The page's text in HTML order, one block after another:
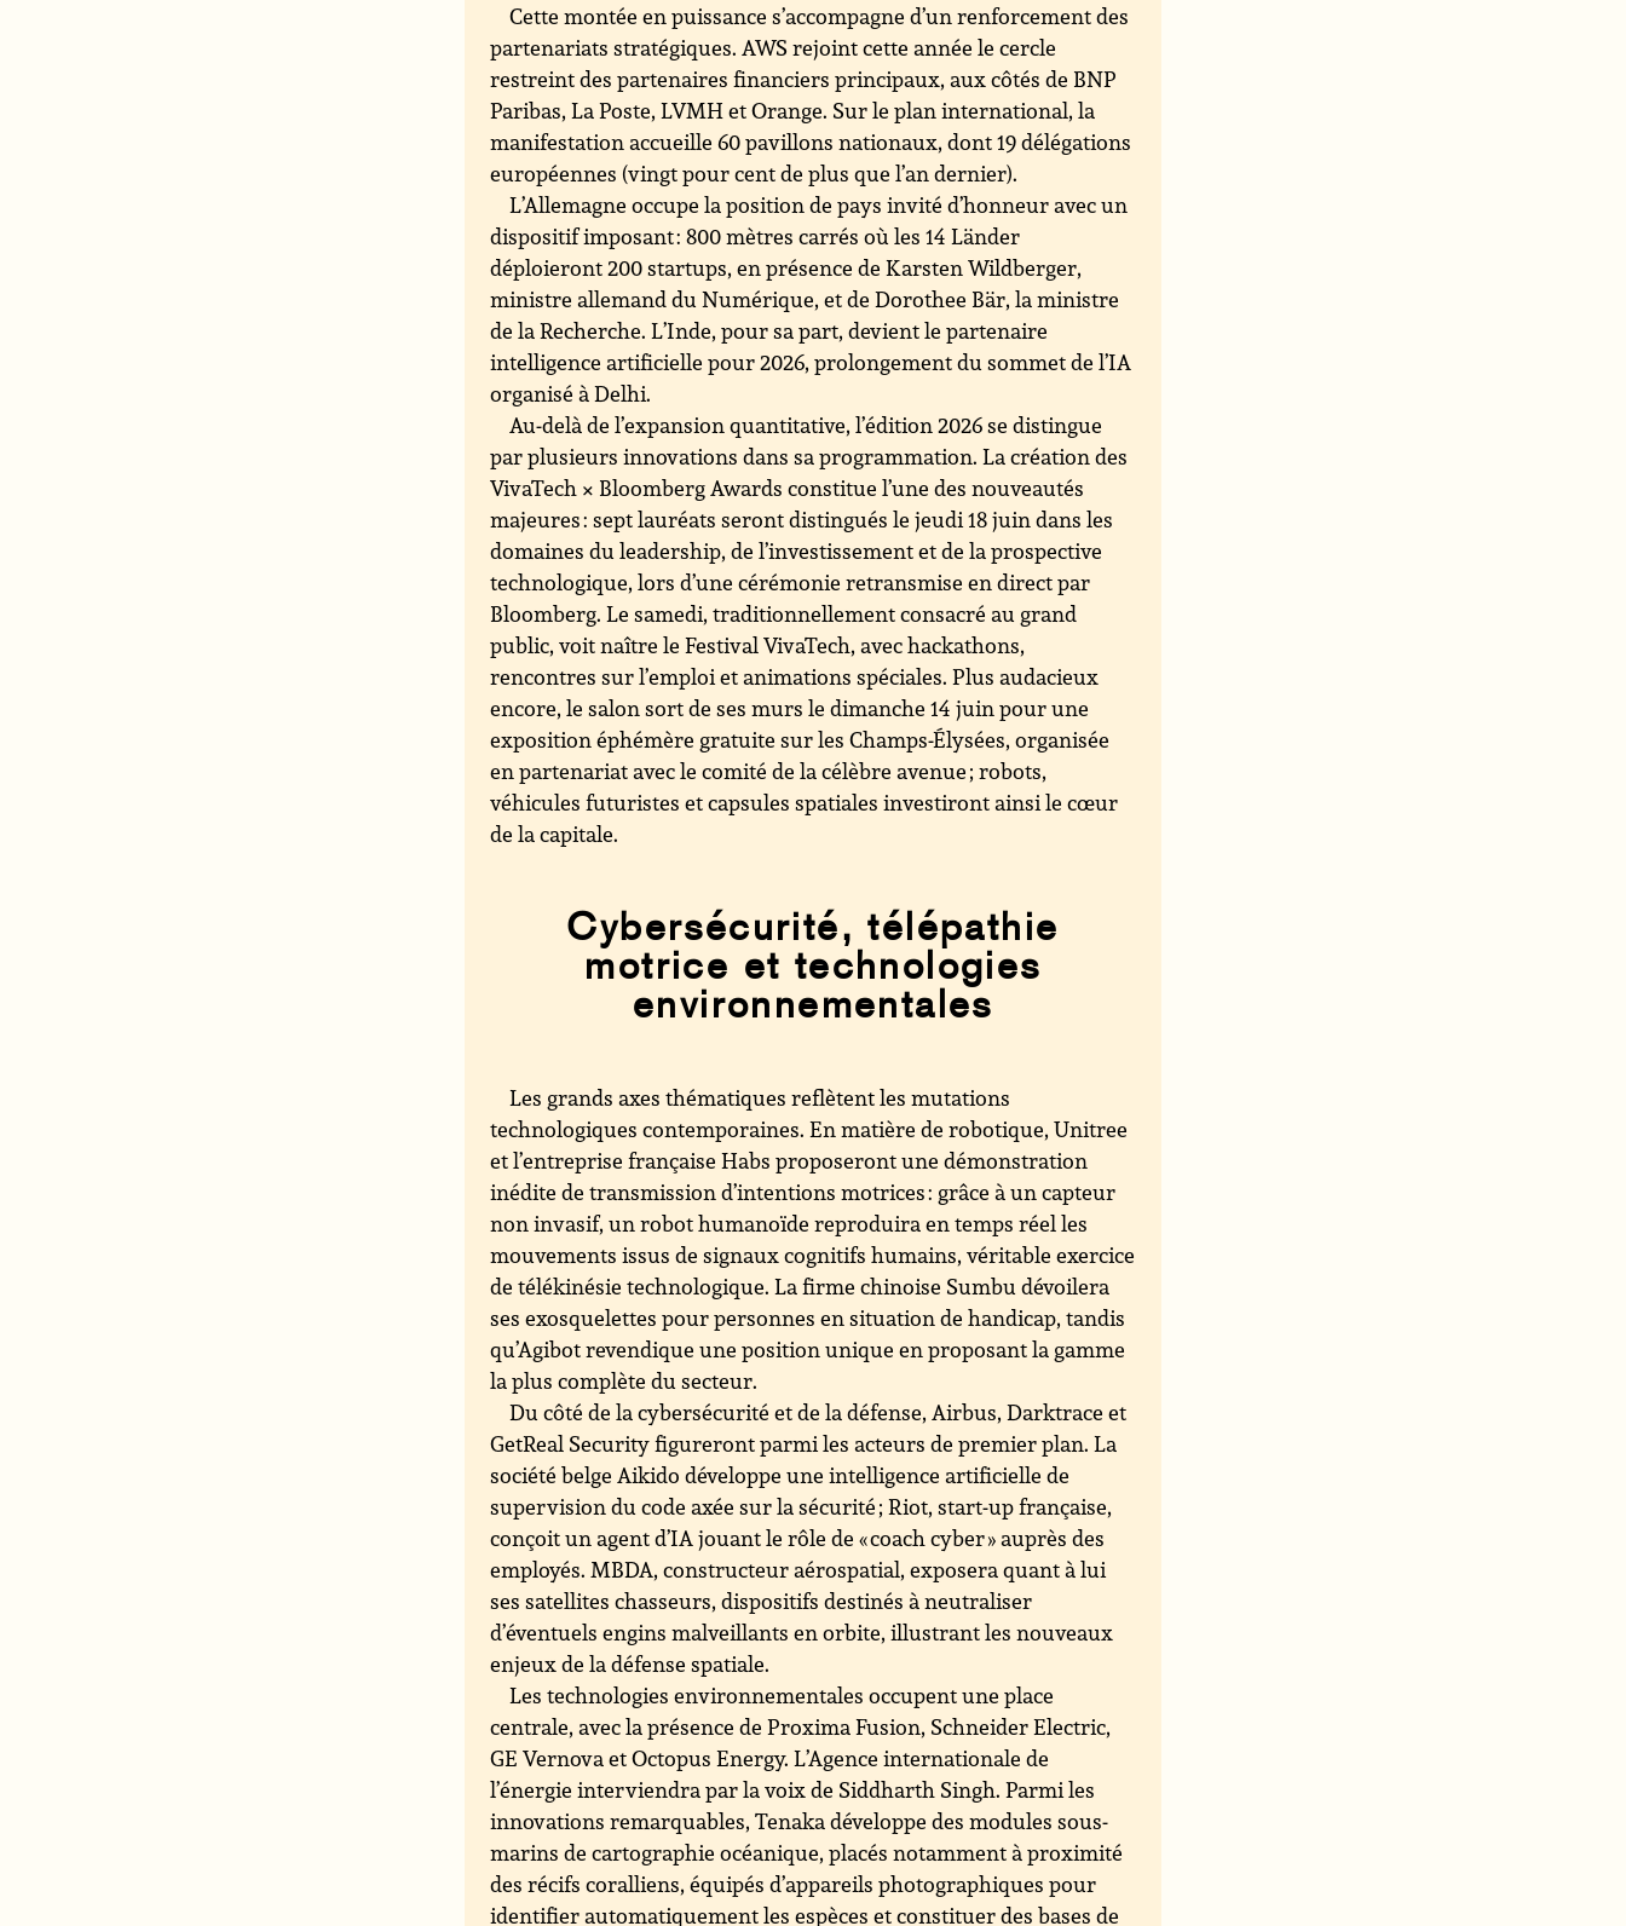
Cette montée en puissance s’accompagne d’un renforcement des
partenariats stratégiques. AWS rejoint cette année le cercle
restreint des partenaires financiers principaux, aux côtés de BNP
Paribas, La Poste, LVMH et Orange. Sur le plan international, la
manifestation accueille 60 pavillons nationaux, dont 19 délégations
européennes (vingt pour cent de plus que l’an dernier).
L’Allemagne occupe la position de pays invité d’honneur avec un
dispositif imposant : 800 mètres carrés où les 14 Länder
déploieront 200 startups, en présence de Karsten Wildberger,
ministre allemand du Numérique, et de Dorothee Bär, la ministre
de la Recherche. L’Inde, pour sa part, devient le partenaire
intelligence artificielle pour 2026, prolongement du sommet de l’IA
organisé à Delhi.
Au-delà de l’expansion quantitative, l’édition 2026 se distingue
par plusieurs innovations dans sa programmation. La création des
VivaTech × Bloomberg Awards constitue l’une des nouveautés
majeures : sept lauréats seront distingués le jeudi 18 juin dans les
domaines du leadership, de l’investissement et de la prospective
technologique, lors d’une cérémonie retransmise en direct par
Bloomberg. Le samedi, traditionnellement consacré au grand
public, voit naître le Festival VivaTech, avec hackathons,
rencontres sur l’emploi et animations spéciales. Plus audacieux
encore, le salon sort de ses murs le dimanche 14 juin pour une
exposition éphémère gratuite sur les Champs-Élysées, organisée
en partenariat avec le comité de la célèbre avenue ; robots,
véhicules futuristes et capsules spatiales investiront ainsi le cœur
de la capitale.
Cybersécurité, télépathie
motrice et technologies
environnementales
Les grands axes thématiques reflètent les mutations
technologiques contemporaines. En matière de robotique, Unitree
et l’entreprise française Habs proposeront une démonstration
inédite de transmission d’intentions motrices : grâce à un capteur
non invasif, un robot humanoïde reproduira en temps réel les
mouvements issus de signaux cognitifs humains, véritable exercice
de télékinésie technologique. La firme chinoise Sumbu dévoilera
ses exosquelettes pour personnes en situation de handicap, tandis
qu’Agibot revendique une position unique en proposant la gamme
la plus complète du secteur.
Du côté de la cybersécurité et de la défense, Airbus, Darktrace et
GetReal Security figureront parmi les acteurs de premier plan. La
société belge Aikido développe une intelligence artificielle de
supervision du code axée sur la sécurité ; Riot, start-up française,
conçoit un agent d’IA jouant le rôle de « coach cyber » auprès des
employés. MBDA, constructeur aérospatial, exposera quant à lui
ses satellites chasseurs, dispositifs destinés à neutraliser
d’éventuels engins malveillants en orbite, illustrant les nouveaux
enjeux de la défense spatiale.
Les technologies environnementales occupent une place
centrale, avec la présence de Proxima Fusion, Schneider Electric,
GE Vernova et Octopus Energy. L’Agence internationale de
l’énergie interviendra par la voix de Siddharth Singh. Parmi les
innovations remarquables, Tenaka développe des modules sous-
marins de cartographie océanique, placés notamment à proximité
des récifs coralliens, équipés d’appareils photographiques pour
identifier automatiquement les espèces et constituer des bases de